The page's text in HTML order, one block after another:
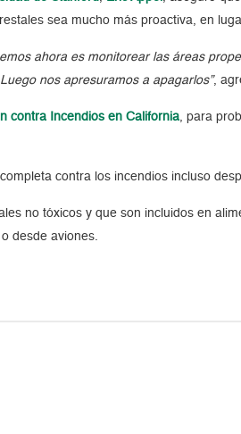
sea mucho más proactiva, en
ahora es monitorear las áreas
nos apresuramos a apagarlos”,
contra Incendios en California , para
contra los incendios incluso
no tóxicos y que son incluidos en
desde aviones.